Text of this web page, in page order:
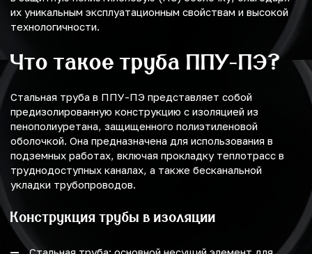
их уникальным эксплуатационным свойствам и высокой
технологичности.
Что такое труба ППУ-ПЭ?
Стальная труба в ППУ-ПЭ представляет собой
предизолированную конструкцию с изоляцией из
пенополиуретана, защищенного полиэтиленовой
оболочкой. Она предназначена для использования в
подземных работах, включая прокладку теплотрасс в
труднодоступных каналах, а также бесканальной
укладки трубопроводов.
Конструкция трубы в изоляции